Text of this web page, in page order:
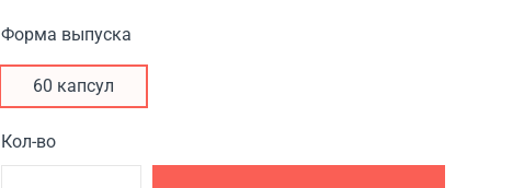
Форма выпуска
60 капсул
Кол-во